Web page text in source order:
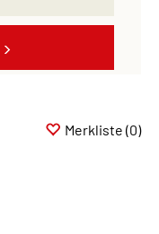
Merkliste (0)